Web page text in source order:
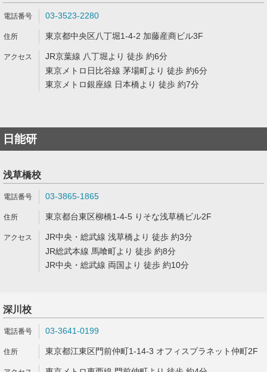
03-3523-2280
東京都中央区八丁堀1-4-2 加藤産商ビル3F
JR京葉線 八丁堀より 徒歩 約6分
東京メトロ日比谷線 茅場町より 徒歩 約6分
東京メトロ銀座線 日本橋より 徒歩 約7分
日能研
浅草橋校
03-3865-1865
東京都台東区柳橋1-4-5 りそな浅草橋ビル2F
JR中央・総武線 浅草橋より 徒歩 約3分
JR総武本線 馬喰町より 徒歩 約8分
JR中央・総武線 両国より 徒歩 約10分
深川校
03-3641-0199
東京都江東区門前仲町1-14-3 オフィスプラネット仲町2F